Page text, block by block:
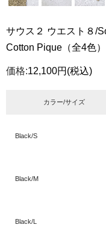
サウス２ ウエスト８/
Cotton Pique（全4色）
価格:12,100円 (税込)
カラー/サイズ
Black/S
Black/M
Black/L